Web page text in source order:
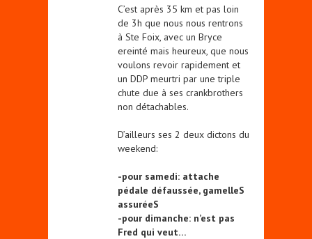
C’est après 35 km et pas loin
de 3h que nous nous rentrons
à Ste Foix, avec un Bryce
ereinté mais heureux, que nous
voulons revoir rapidement et
un DDP meurtri par une triple
chute due à ses crankbrothers
non détachables.
D’ailleurs ses 2 deux dictons du
weekend:
-pour samedi: attache
pédale défaussée, gamelleS
assuréeS
-pour dimanche: n’est pas
Fred qui veut…